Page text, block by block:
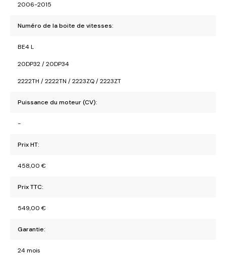
2006-2015
Numéro de la boite de vitesses:
BE4 L
20DP32 / 20DP34
2222TH / 2222TN / 2223ZQ / 2223ZT
Puissance du moteur (CV):
-
Prix HT:
458,00 €
Prix TTC:
549,00 €
Garantie:
24 mois